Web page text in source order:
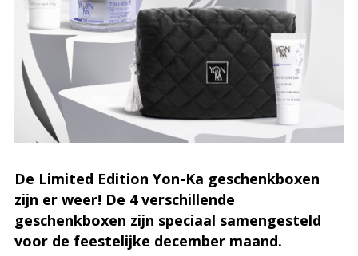
De Limited Edition Yon-Ka geschenkboxen
zijn er weer! De 4 verschillende
geschenkboxen zijn speciaal samengesteld
voor de feestelijke december maand.